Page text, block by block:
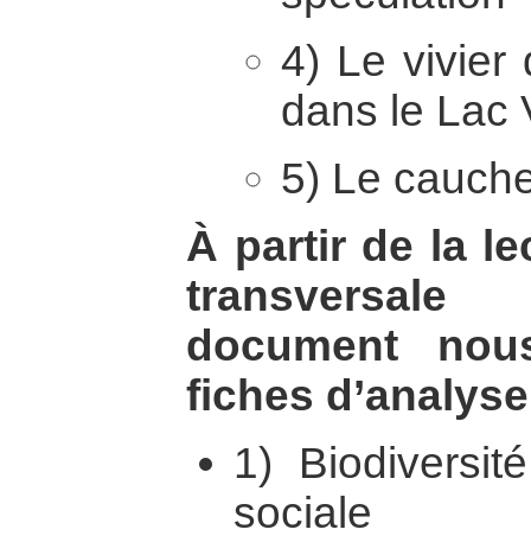
4) Le vivier
dans le Lac
5) Le
À partir de la
document
fiches
1)
sociale